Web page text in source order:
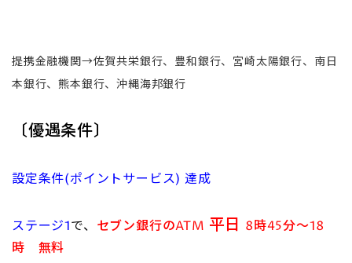
提携金融機関→佐賀共栄銀行、豊和銀行、宮崎太陽銀行、南日
本銀行、熊本銀行、沖縄海邦銀行
〔優遇条件〕
設定条件(ポイントサービス) 達成
ステージ1で、 セブン銀行のATM 平日 8時45分～18
時 無料